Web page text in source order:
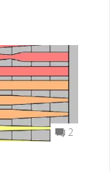
2